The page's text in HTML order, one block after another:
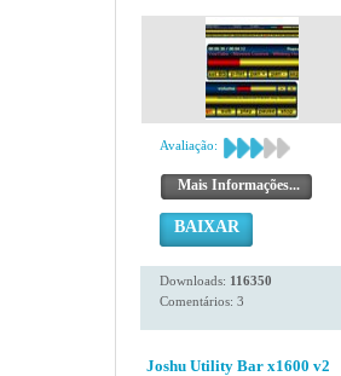
Avaliação:
Mais Informações...
BAIXAR
Downloads: 116350
Comentários: 3
Joshu Utility Bar x1600 v2